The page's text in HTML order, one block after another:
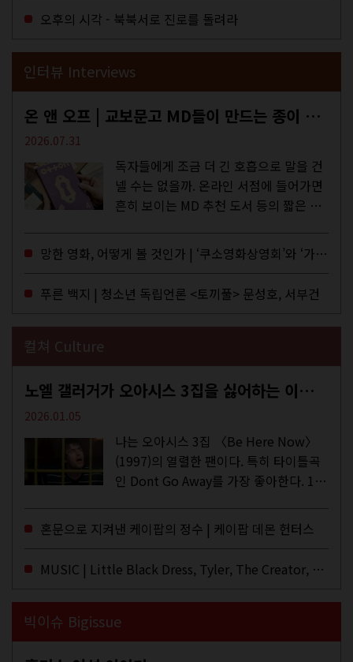
오후의 시각 - 북북서로 진로를 돌려라
인터뷰 Interviews
온 앤 오프 | 교보문고 MD들이 만드는 종이 잡지 <어떤>
2026.07.31
독자들에게 조금 더 긴 호흡으로 말을 건
넬 수는 없을까. 온라인 서점에 들어가면
흔히 보이는 MD 추천 도서 등의 짧은 문
MD들의 고민 끝에 세상 밖으로 나온 종
이 잡지 어떤(otton). 지난해 12월...
망한 영화, 어떻게 볼 것인가 | ‘쿠소영화상영회’와 ‘가자미’의 이야기
푸른 백지 | 청소년 독립언론 <토끼풀> 문성호, 서부건
컬쳐 Culture
노엘 갤러거가 오아시스 3집을 싫어하는 이유 | DEFINITELY MAYBE, AGAIN
2026.01.05
나는 오아시스 3집 〈Be Here Now〉
(1997)의 열렬한 팬이다. 특히 타이틀곡
인 Dont Go Away를 가장 좋아한다. 15
이브·데모·부틀렉을 합쳐 3만 번 이상은
듣지 않았나 싶다. 이토록...
혼문으로 지켜낸 케이팝의 정수 | 케이팝 데몬 헌터스
MUSIC | Little Black Dress, Tyler, The Creator, Essie Jain
빅이슈 Bigissue